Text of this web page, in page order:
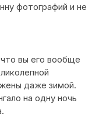
фотографий и не
вы его вообще
даже зимой.
на одну ночь